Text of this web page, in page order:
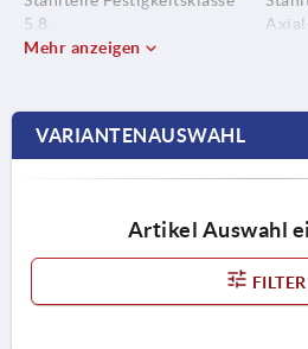
5.8.
Mehr anzeigen
VARIANTENAUSWAHL
Artikel Auswahl
FILTER